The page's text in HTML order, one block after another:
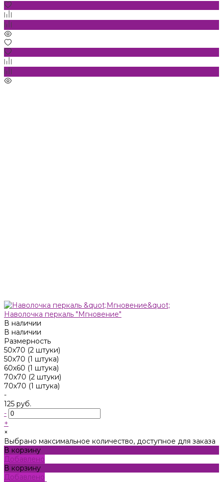
Наволочка перкаль "Мгновение"
В наличии
В наличии
Размерность
50x70 (2 штуки)
50х70 (1 штука)
60х60 (1 штука)
70x70 (2 штуки)
70х70 (1 штука)
-
125 руб.
-
+
×
Выбрано максимальное количество, доступное для заказа
В корзину
Добавлено
В корзину
Добавлено